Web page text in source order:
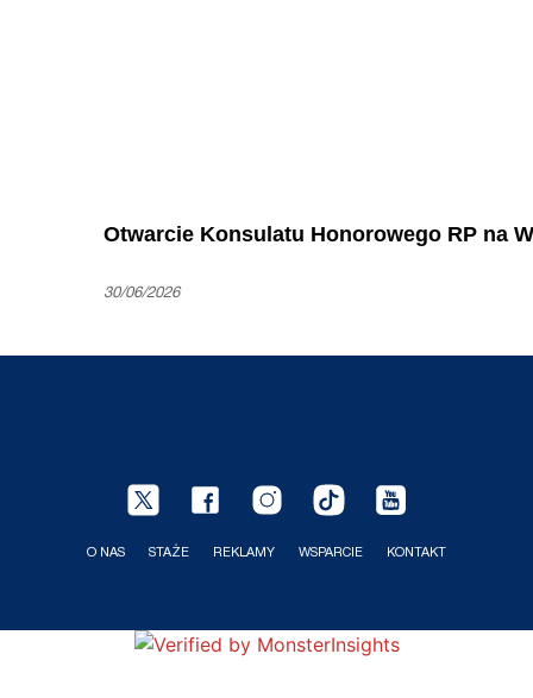
Otwarcie Konsulatu Honorowego RP na
30/06/2026
O NAS STAŻE REKLAMY WSPARCIE KONTAKT